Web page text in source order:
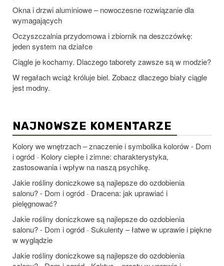
Okna i drzwi aluminiowe – nowoczesne rozwiązanie dla
wymagających
Oczyszczalnia przydomowa i zbiornik na deszczówkę:
jeden system na działce
Ciągle je kochamy. Dlaczego taborety zawsze są w modzie?
W regałach wciąż króluje biel. Zobacz dlaczego biały ciągle
jest modny.
NAJNOWSZE KOMENTARZE
Kolory we wnętrzach – znaczenie i symbolika kolorów - Dom
i ogród - Kolory ciepłe i zimne: charakterystyka,
zastosowania i wpływ na naszą psychikę.
Jakie rośliny doniczkowe są najlepsze do ozdobienia
salonu? - Dom i ogród - Dracena: jak uprawiać i
pielęgnować?
Jakie rośliny doniczkowe są najlepsze do ozdobienia
salonu? - Dom i ogród - Sukulenty – łatwe w uprawie i piękne
w wyglądzie
Jakie rośliny doniczkowe są najlepsze do ozdobienia